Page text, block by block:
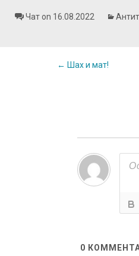
Чат on 16.08.2022
Post
← Шах и мат!
0